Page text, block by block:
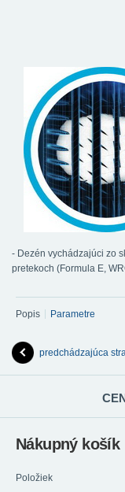
- Dezén vychádzajúci zo
pretekoch (Formula E,
Popis Parametre
predchádzajúca
Nákupný košík
Položiek